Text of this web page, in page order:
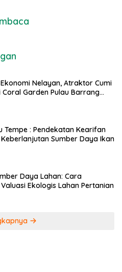
Nelayan, Atraktor Cumi
Garden Pulau Barrang
Tempe : Pendekatan Kearifan
Sumber Daya Ikan
Daya Lahan: Cara
Ekologis Lahan Pertanian